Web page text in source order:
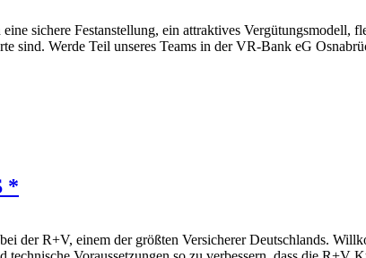
sichere Festanstellung, ein attraktives Vergütungsmodell,
sind. Werde Teil unseres Teams in der VR-Bank eG
*
der R+V, einem der größten Versicherer Deutschlands.